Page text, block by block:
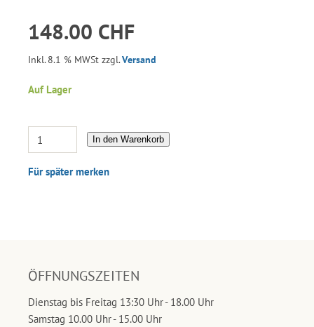
148.00 CHF
Inkl. 8.1 % MWSt zzgl.Versand
Auf Lager
In den Warenkorb
Für später merken
ÖFFNUNGSZEITEN
Dienstag bis Freitag 13:30 Uhr - 18.00 Uhr
Samstag 10.00 Uhr - 15.00 Uhr